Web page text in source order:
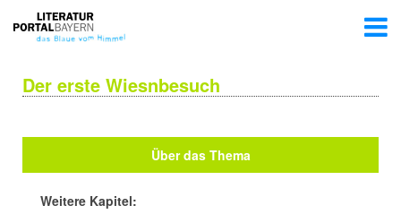
Der erste Wiesnbesuch
Über das Thema
Weitere Kapitel: